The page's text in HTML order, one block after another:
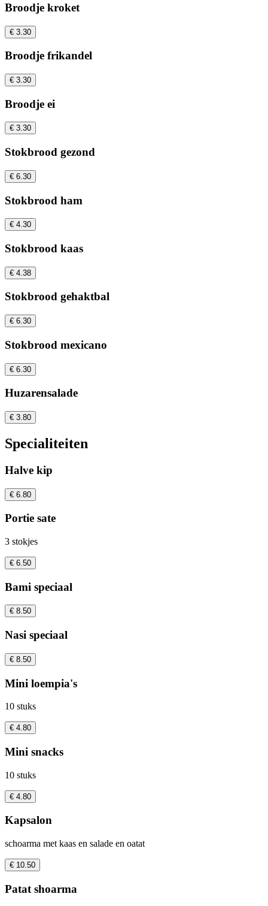
Broodje kroket
€ 3.30
Broodje frikandel
€ 3.30
Broodje ei
€ 3.30
Stokbrood gezond
€ 6.30
Stokbrood ham
€ 4.30
Stokbrood kaas
€ 4.38
Stokbrood gehaktbal
€ 6.30
Stokbrood mexicano
€ 6.30
Huzarensalade
€ 3.80
Specialiteiten
Halve kip
€ 6.80
Portie sate
3 stokjes
€ 6.50
Bami speciaal
€ 8.50
Nasi speciaal
€ 8.50
Mini loempia's
10 stuks
€ 4.80
Mini snacks
10 stuks
€ 4.80
Kapsalon
schoarma met kaas en salade en oatat
€ 10.50
Patat shoarma